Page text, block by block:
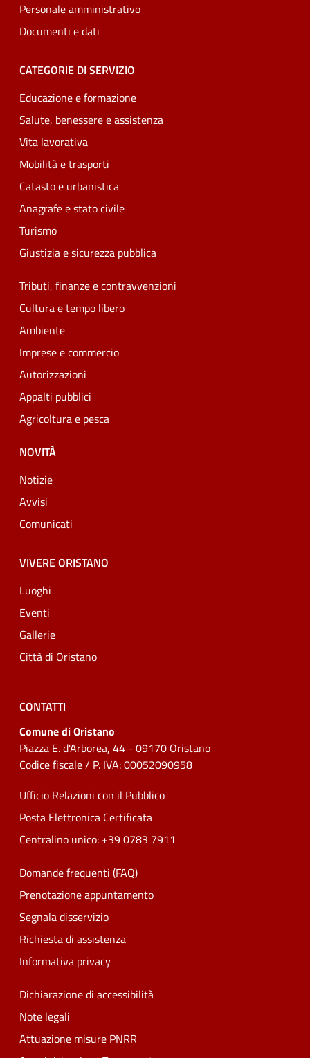
Personale amministrativo
Documenti e dati
CATEGORIE DI SERVIZIO
Educazione e formazione
Salute, benessere e assistenza
Vita lavorativa
Mobilità e trasporti
Catasto e urbanistica
Anagrafe e stato civile
Turismo
Giustizia e sicurezza pubblica
Tributi, finanze e contravvenzioni
Cultura e tempo libero
Ambiente
Imprese e commercio
Autorizzazioni
Appalti pubblici
Agricoltura e pesca
NOVITÀ
Notizie
Avvisi
Comunicati
VIVERE ORISTANO
Luoghi
Eventi
Gallerie
Città di Oristano
CONTATTI
Comune di Oristano
Piazza E. d'Arborea, 44 - 09170 Oristano
Codice fiscale / P. IVA: 00052090958
Ufficio Relazioni con il Pubblico
Posta Elettronica Certificata
Centralino unico: +39 0783 7911
Domande frequenti (FAQ)
Prenotazione appuntamento
Segnala disservizio
Richiesta di assistenza
Informativa privacy
Dichiarazione di accessibilità
Note legali
Attuazione misure PNRR